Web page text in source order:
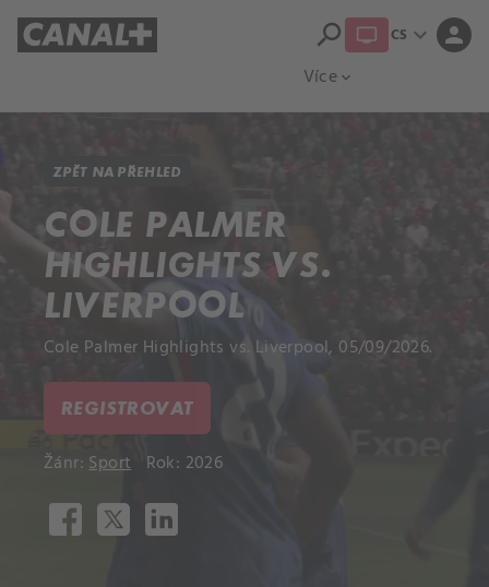
Více expand_more
search CS expand_more person
ZPĚT NA PŘEHLED
COLE PALMER
HIGHLIGHTS VS.
LIVERPOOL
Cole Palmer Highlights vs. Liverpool, 05/09/2026.
REGISTROVAT
Žánr:Sport Rok: 2026